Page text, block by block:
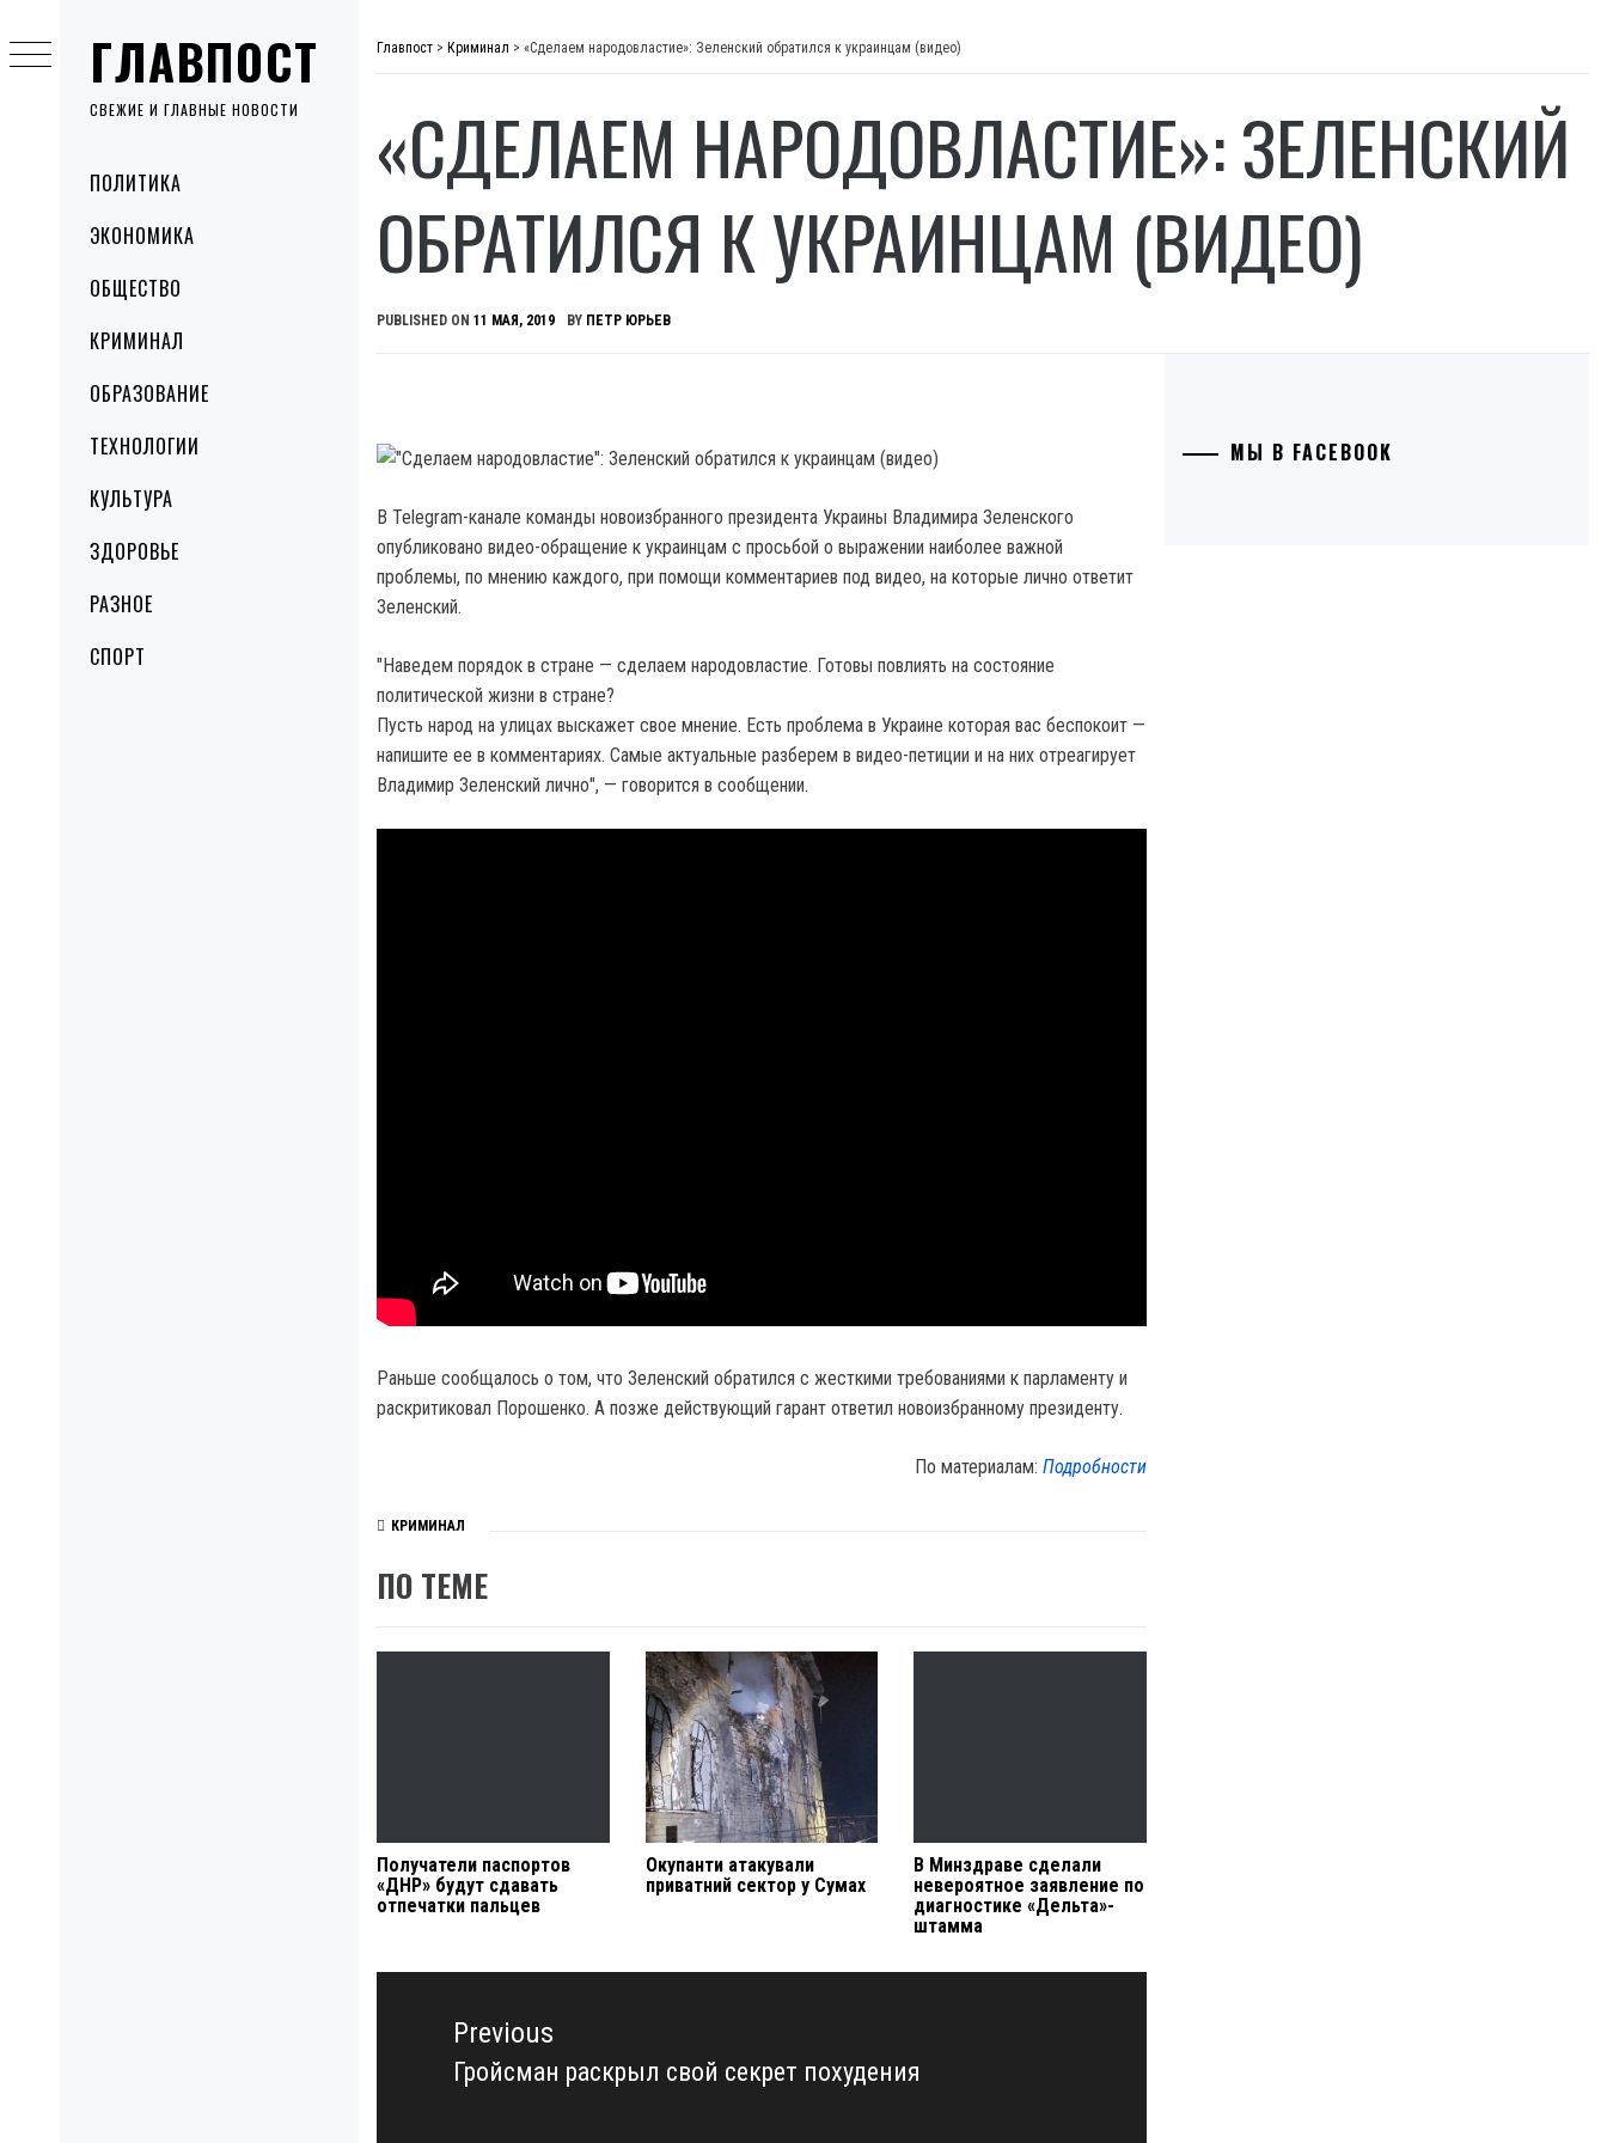
ГЛАВПОСТ
СВЕЖИЕ И ГЛАВНЫЕ НОВОСТИ
MenuПОЛИТИКА
ЭКОНОМИКА
ОБЩЕСТВО
КРИМИНАЛ
ОБРАЗОВАНИЕ
ТЕХНОЛОГИИ
КУЛЬТУРА
ЗДОРОВЬЕ
РАЗНОЕ
СПОРТ
to
content
Главпост > Криминал > «Сделаем народовластие»: Зеленский обратился к украинцам (видео)
«СДЕЛАЕМ НАРОДОВЛАСТИЕ»: ЗЕЛЕНСКИЙ
ОБРАТИЛСЯ К УКРАИНЦАМ (ВИДЕО)
PUBLISHED ON 11 МАЯ, 2019 BY ПЕТР ЮРЬЕВ
В Telegram-канале команды новоизбранного президента Украины Владимира Зеленского
опубликовано видео-обращение к украинцам с просьбой о выражении наиболее важной
проблемы, по мнению каждого, при помощи комментариев под видео, на которые лично ответит
Зеленский.
"Наведем порядок в стране — сделаем народовластие. Готовы повлиять на состояние
политической жизни в стране?
Пусть народ на улицах выскажет свое мнение. Есть проблема в Украине которая вас беспокоит —
напишите ее в комментариях. Самые актуальные разберем в видео-петиции и на них отреагирует
Владимир Зеленский лично", — говорится в сообщении.
Раньше сообщалось о том, что Зеленский обратился с жесткими требованиями к парламенту и
раскритиковал Порошенко. А позже действующий гарант ответил новоизбранному президенту.
По материалам:Подробности
КРИМИНАЛ
ПО ТЕМЕ
Получатели паспортов
«ДНР» будут сдавать
отпечатки пальцев
Окупанти атакували
приватний сектор у Сумах
В Минздраве сделали
невероятное заявление по
диагностике «Дельта»-
штамма
Навигация
записямPrevious
Previous
Гройсман раскрыл свой секрет похудения
МЫ В FACEBOOK